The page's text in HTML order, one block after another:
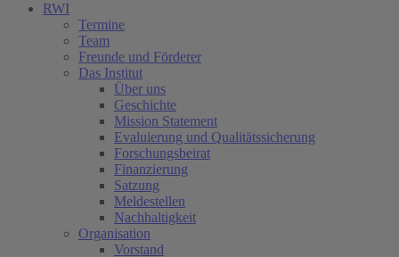
RWI
Termine
Team
Freunde und Förderer
Das Institut
Über uns
Geschichte
Mission Statement
Evaluierung und Qualitätssicherung
Forschungsbeirat
Finanzierung
Satzung
Meldestellen
Nachhaltigkeit
Organisation
Vorstand